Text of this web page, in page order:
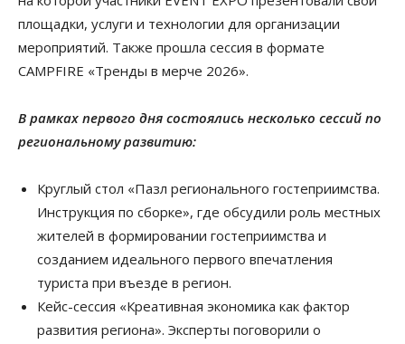
площадки, услуги и технологии для организации
мероприятий. Также прошла сессия в формате
CAMPFIRE «Тренды в мерче 2026».
В рамках первого дня состоялись несколько сессий по
региональному развитию:
Круглый стол «Пазл регионального гостеприимства.
Инструкция по сборке», где обсудили роль местных
жителей в формировании гостеприимства и
созданием идеального первого впечатления
туриста при въезде в регион.
Кейс-сессия «Креативная экономика как фактор
развития региона». Эксперты поговорили о